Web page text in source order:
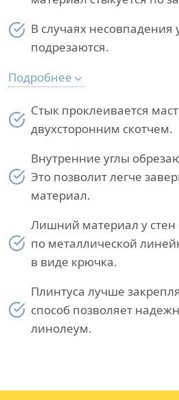
В случаях несовпадения
подрезаются.
Подробнее
Стык проклеивается
двухсторонним скотчем.
Внутренние углы
Это позволит легче
материал.
Лишний материал у стен
по металлической
в виде крючка.
Плинтуса лучше
способ позволяет
линолеум.